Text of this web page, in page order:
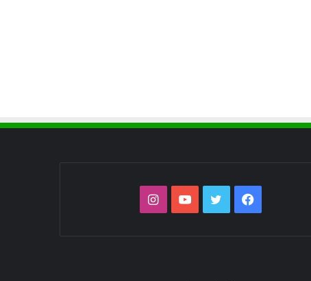
فیس توییتر یوتیوباینستاگرام